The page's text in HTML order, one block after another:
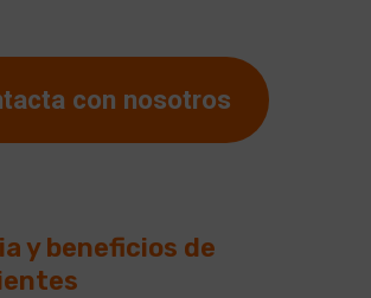
con nosotros
y beneficios de